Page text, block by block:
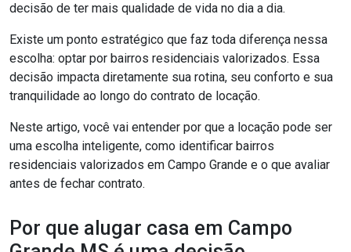
decisão de ter mais qualidade de vida no dia a dia.
Existe um ponto estratégico que faz toda diferença nessa
escolha: optar por bairros residenciais valorizados. Essa
decisão impacta diretamente sua rotina, seu conforto e sua
tranquilidade ao longo do contrato de locação.
Neste artigo, você vai entender por que a locação pode ser
uma escolha inteligente, como identificar bairros
residenciais valorizados em Campo Grande e o que avaliar
antes de fechar contrato.
Por que alugar casa em Campo